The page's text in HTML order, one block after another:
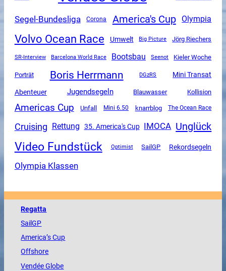
Segel-Bundesliga Corona America's Cup Olympia
Volvo Ocean Race Umwelt Big Picture Jörg Riechers
SR-Interview Barcelona World Race Bootsbau Seenot Kieler Woche
Porträt Boris Herrmann DGzRS Mini Transat
Abenteuer Jugendsegeln Blauwasser Kollision
Americas Cup Unfall Mini 6.50 knarrblog The Ocean Race
Cruising Rettung 35. America's Cup IMOCA Unglück
Video Fundstück Optimist SailGP Rekordsegeln
Olympia Klassen
Regatta
SailGP
America’s Cup
Offshore
VendéeGlobe